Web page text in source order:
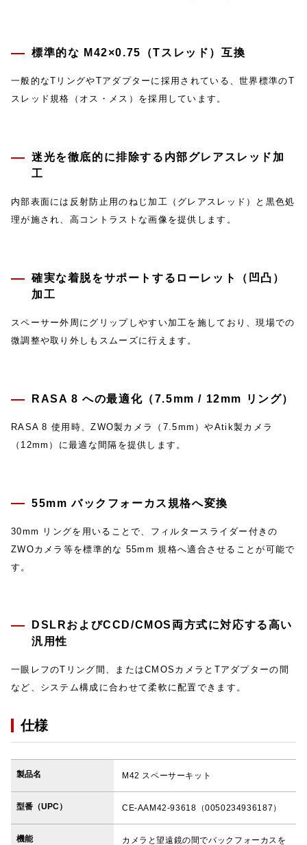
標準的な M42×0.75（Tスレッド）互換
一般的なTリングやTアダプターに採用されている、世界標準のT
スレッド規格（オス・メス）を採用しています。
迷光を徹底的に排除する内部グレアスレッド加
工
内部表面には反射防止用のねじ加工（グレアスレッド）と黒色処
理が施され、高コントラストな画像を提供します。
確実な着脱をサポートするローレット（凹凸）
加工
スペーサー外周にグリップしやすい加工を施しており、現場での
微調整や取り外しもスムーズに行えます。
RASA 8 への最適化（7.5mm / 12mm リング）
RASA 8 使用時、ZWO製カメラ（7.5mm）やAtik製カメラ
（12mm）に最適な間隔を提供します。
55mm バックフォーカス規格へ変換
30mm リングを用いることで、フィルタースライダー付きの
ZWOカメラ等を標準的な 55mm 規格へ適合させることが可能で
す。
DSLRおよびCCD/CMOS両方式に対応する高い
汎用性
一眼レフのTリング間、またはCMOSカメラとTアダプターの間
など、システム構成に合わせて柔軟に配置できます。
仕様
製品名 M42 スペーサーキット
型番（UPC） CE-AAM42-93618（0050234936187）
機能 カメラと望遠鏡の間でバックフォーカスを